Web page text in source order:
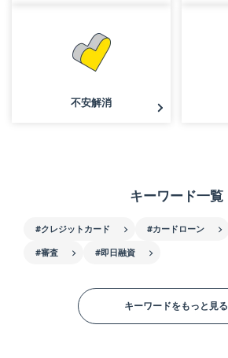
不安解消
キーワード一覧
#クレジットカード #カードローン
#審査
#即日融資
キーワードをもっと見る